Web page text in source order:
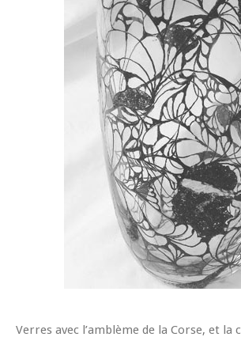
Verres avec l’amblème de la Corse, et la